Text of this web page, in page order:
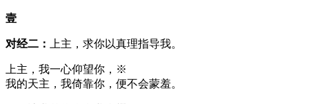
壹
对经二： 上主，求你以真理指导我。
上主，我一心仰望你，※
我的天主，我倚靠你，便不会蒙羞。